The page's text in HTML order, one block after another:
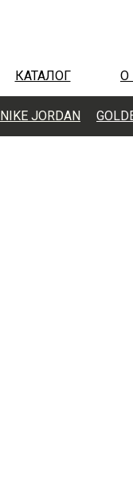
КАТАЛОГ О
NIKE JORDAN